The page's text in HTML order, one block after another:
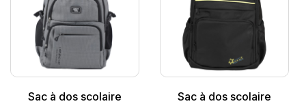
Sac à dos scolaire
Sac à dos scolaire